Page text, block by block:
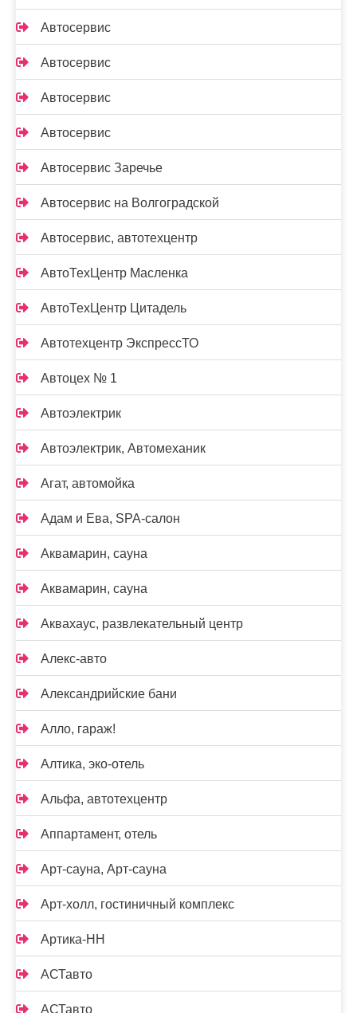
Автосервис
Автосервис
Автосервис
Автосервис
Автосервис Заречье
Автосервис на Волгоградской
Автосервис, автотехцентр
АвтоТехЦентр Масленка
АвтоТехЦентр Цитадель
Автотехцентр ЭкспрессТО
Автоцех № 1
Автоэлектрик
Автоэлектрик, Автомеханик
Агат, автомойка
Адам и Ева, SPA-салон
Аквамарин, сауна
Аквамарин, сауна
Аквахаус, развлекательный центр
Алекс-авто
Александрийские бани
Алло, гараж!
Алтика, эко-отель
Альфа, автотехцентр
Аппартамент, отель
Арт-сауна, Арт-сауна
Арт-холл, гостиничный комплекс
Артика-НН
АСТавто
АСТавто